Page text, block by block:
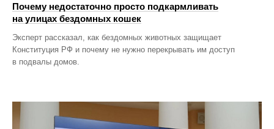
Почему недостаточно просто подкармливать
на улицах бездомных кошек
Эксперт рассказал, как бездомных животных защищает
Конституция РФ и почему не нужно перекрывать им доступ
в подвалы домов.